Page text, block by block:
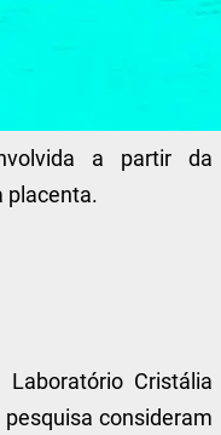
a partir da
placenta.
Cristália
consideram